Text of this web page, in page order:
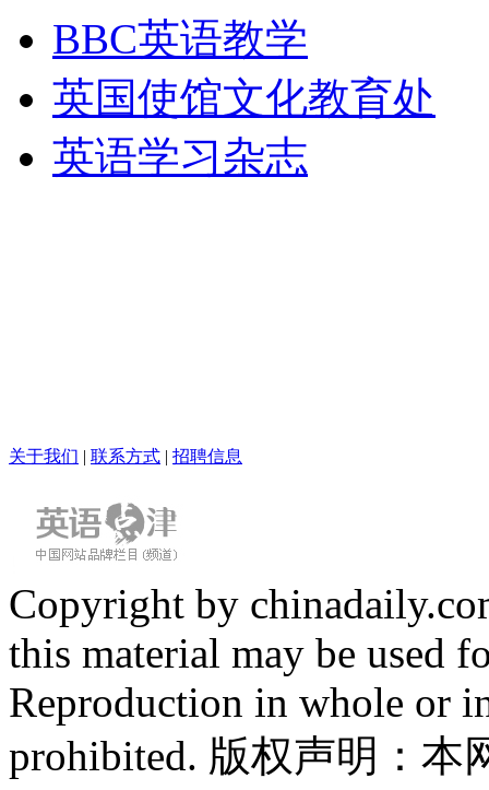
BBC英语教学
英国使馆文化教育处
英语学习杂志
关于我们 | 联系方式 | 招聘信息
Copyright by
this material may be used
Reproduction in whole or
prohibited. 版权声明：